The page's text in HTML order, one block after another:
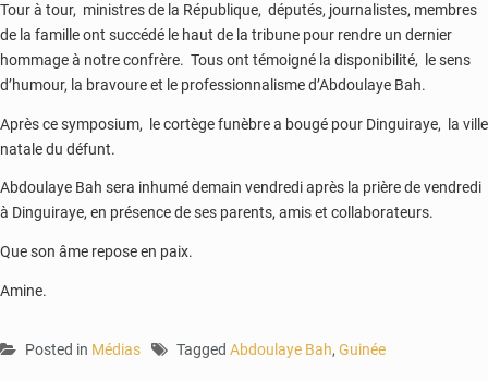
Tour à tour, ministres de la République, députés, journalistes, membres
de la famille ont succédé le haut de la tribune pour rendre un dernier
hommage à notre confrère. Tous ont témoigné la disponibilité, le sens
d’humour, la bravoure et le professionnalisme d’Abdoulaye Bah.
Après ce symposium, le cortège funèbre a bougé pour Dinguiraye, la ville
natale du défunt.
Abdoulaye Bah sera inhumé demain vendredi après la prière de vendredi
à Dinguiraye, en présence de ses parents, amis et collaborateurs.
Que son âme repose en paix.
Amine.
Posted in Médias Tagged Abdoulaye Bah, Guinée